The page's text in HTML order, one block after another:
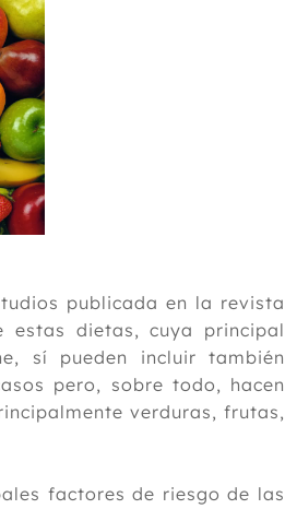
publicada en la revista
estas dietas, cuya principal
sí pueden incluir también
pero, sobre todo, hacen
verduras, frutas,
factores de riesgo de las